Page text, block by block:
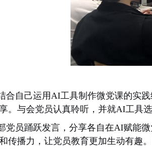
合自己运用AI工具制作微党课的实
。与会党员认真聆听，并就AI工具
党员踊跃发言，分享各自在AI赋能
传播力，让党员教育更加生动有趣